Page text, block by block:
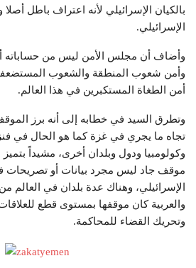
بالكيان الإسرائيلي لأنه اعتراف باطل أصلا
الإسرائيلي.
وأضاف أن مجلس الأمن ليس من حساباته
وأمن شعوب المنطقة والشعوب
أمن الطغاة المستكبرين في هذا العالم.
وتطرق السيد في خطابه إلى أنه برز
تجاه ما يجري في غزة كما هو الحال في
وكولومبيا ودول وبلدان أخرى، مشيداً
موقف جاد ليس مجرد بيانات أو تصريحات
الإسرائيلي، وهناك عدة بلدان في العالم من
والعربية كان موقفها بمستوى قطع
وتحريك القضاء للمحاكمة.